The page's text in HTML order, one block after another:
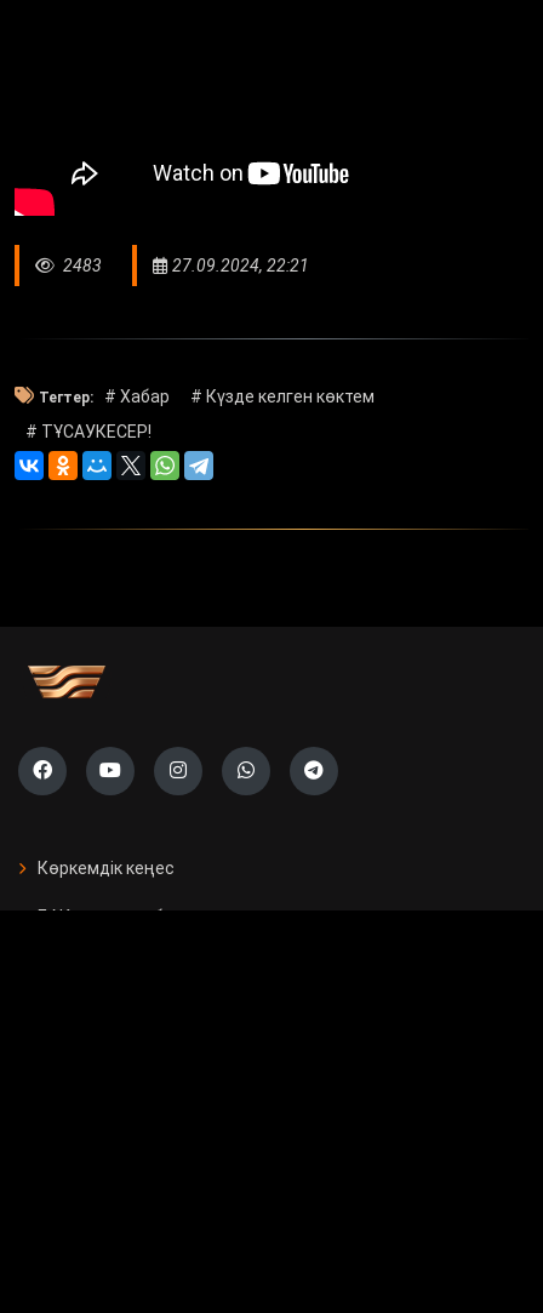
2483 27.09.2024, 22:21
Тегтер: # Хабар
# Күзде келген көктем
# ТҰСАУКЕСЕР!
Көркемдік кеңес
БАҚ арналған бағдарламалар